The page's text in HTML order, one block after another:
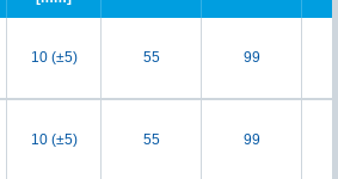
10 (±5) 55 99
10 (±5) 55 99